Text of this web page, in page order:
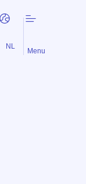
NL
Menu